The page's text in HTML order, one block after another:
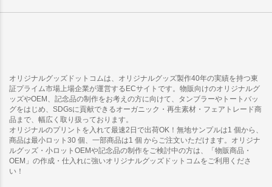
オリジナルグッズドットコムは、オリジナルグッズ製作40年の実績を持つ東
証プライム市場上場企業が運営するECサイトです。物販向けのオリジナルグ
ッズやOEM、記念品の制作をお考えの方に向けて、タンブラーやトートバッ
グをはじめ、SDGsに貢献できるオーガニック・再生素材・フェアトレード商
品まで、幅広く取り扱っております。
オリジナルのプリントを入れて最速2日で出荷OK！無地サンプルは1 個から、
商品は最小ロット30 個、一部商品は1 個 からご注文いただけます。オリジナ
ルグッズ・小ロットOEMや記念品の制作をご検討中の方は、「物販商品・
OEM」の作成・仕入れに強いオリジナルグッズドットコムをご利用くださ
い！